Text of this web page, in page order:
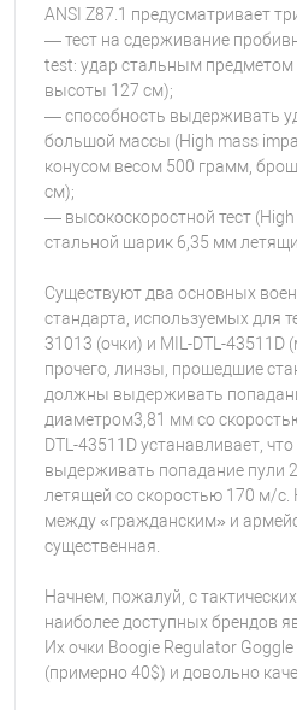
ANSI Z87.1 предусматривает
— тест на сдерживание
test: удар стальным
высоты 127 см);
— способность выдерживать
большой массы (High mass
конусом весом 500 грамм,
см);
— высокоскоростной тест
стальной шарик 6,35 мм
Существуют два основных
стандарта, используемых для
31013 (очки) и MIL-DTL-43511D
прочего, линзы, прошедшие
должны выдерживать
диаметром3,81 мм со
DTL-43511D устанавливает,
выдерживать попадание пули
летящей со скоростью 170 м/с.
между «гражданским» и
существенная.
Начнем, пожалуй, с
наиболее доступных брендов
Их очки Boogie Regulator
(примерно 40$) и довольно